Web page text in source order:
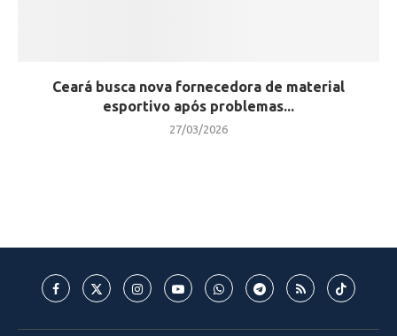
Ceará busca nova fornecedora de material
esportivo após problemas...
27/03/2026